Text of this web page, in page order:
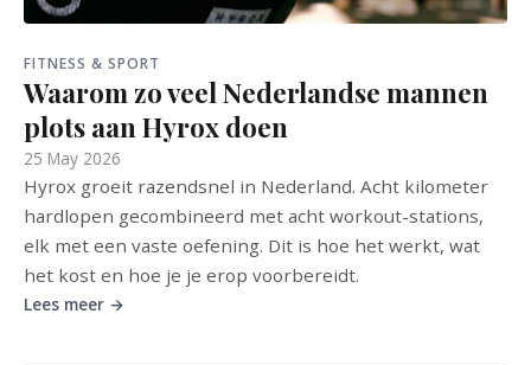
FITNESS & SPORT
Waarom zo veel Nederlandse mannen
plots aan Hyrox doen
25 May 2026
Hyrox groeit razendsnel in Nederland. Acht kilometer
hardlopen gecombineerd met acht workout-stations,
elk met een vaste oefening. Dit is hoe het werkt, wat
het kost en hoe je je erop voorbereidt.
Lees meer →